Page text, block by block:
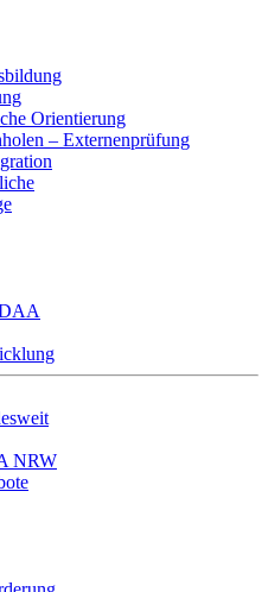
Orientierung
– Externenprüfung
NRW